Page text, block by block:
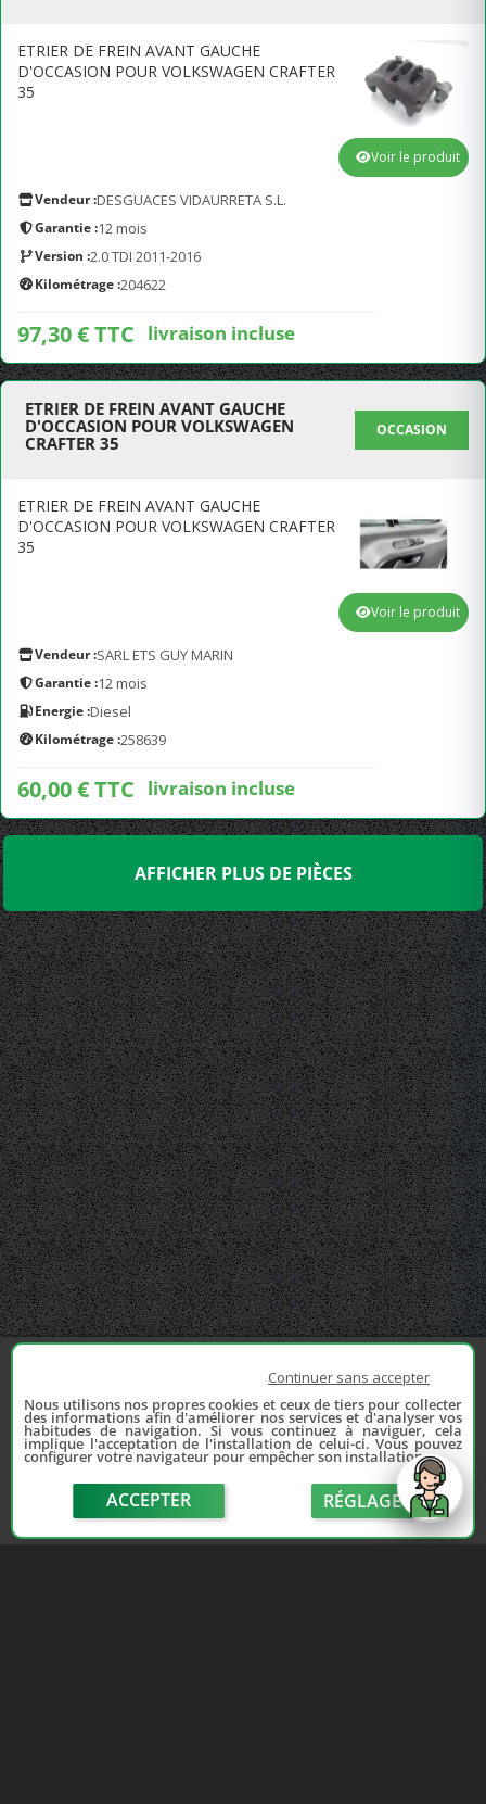
ETRIER DE FREIN AVANT GAUCHE
D'OCCASION POUR VOLKSWAGEN CRAFTER
35
Vendeur :DESGUACES VIDAURRETA S.L.
Garantie :12 mois
Version :2.0 TDI 2011-2016
Kilométrage :204622
97,30 € TTC livraison incluse
Voir le produit
ETRIER DE FREIN AVANT GAUCHE
D'OCCASION POUR VOLKSWAGEN
CRAFTER 35
OCCASION
ETRIER DE FREIN AVANT GAUCHE
D'OCCASION POUR VOLKSWAGEN CRAFTER
35
Vendeur :SARL ETS GUY MARIN
Garantie :12 mois
Energie :Diesel
Kilométrage :258639
60,00 € TTC livraison incluse
Voir le produit
AFFICHER PLUS DE PIÈCES
Continuer sans accepter
Nous utilisons nos propres cookies et ceux de tiers pour collecter
des informations afin d'améliorer nos services et d'analyser vos
habitudes de navigation. Si vous continuez à naviguer, cela
implique l'acceptation de l'installation de celui-ci. Vous pouvez
configurer votre navigateur pour empêcher son installation.
ACCEPTER RÉGLAGE